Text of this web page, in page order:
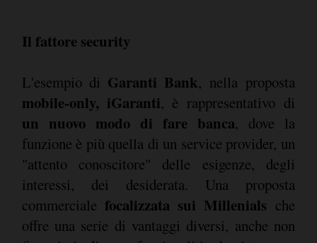
Il fattore security
L'esempio di Garanti Bank, nella proposta
mobile-only, iGaranti, è rappresentativo di
un nuovo modo di fare banca, dove la
funzione è più quella di un service provider, un
"attento conoscitore" delle esigenze, degli
interessi, dei desiderata. Una proposta
commerciale focalizzata sui Millenials che
offre una serie di vantaggi diversi, anche non